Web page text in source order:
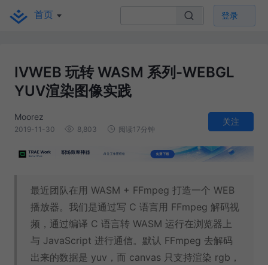
首页 登录
IVWEB 玩转 WASM 系列-WEBGL
YUV渲染图像实践
Moorez
2019-11-30 8,803 阅读17分钟
关注
最近团队在用 WASM + FFmpeg 打造一个 WEB
播放器。我们是通过写 C 语言用 FFmpeg 解码视
频，通过编译 C 语言转 WASM 运行在浏览器上
与 JavaScript 进行通信。默认 FFmpeg 去解码
出来的数据是 yuv，而 canvas 只支持渲染 rgb，